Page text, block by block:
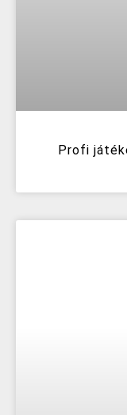
Profi